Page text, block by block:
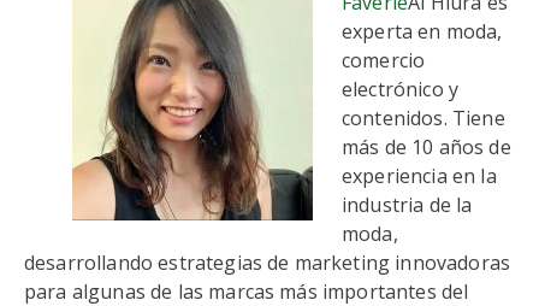
experta en moda,
comercio
electrónico y
contenidos. Tiene
más de 10 años de
experiencia en la
industria de la
moda,
desarrollando estrategias de marketing innovadoras
para algunas de las marcas más importantes del